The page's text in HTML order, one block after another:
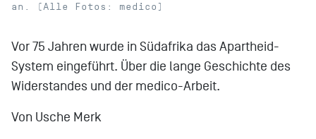
an. (Alle Fotos: medico)
Vor 75 Jahren wurde in Südafrika das Apartheid-
System eingeführt. Über die lange Geschichte des
Widerstandes und der medico-Arbeit.
Von Usche Merk